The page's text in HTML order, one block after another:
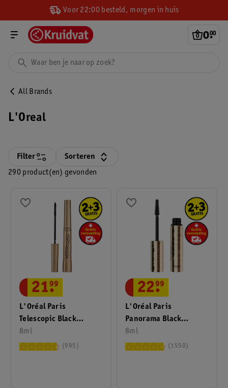
Voor 22:00 besteld, morgen in huis
0.
00
All Brands
L'Oreal
290 product(en) gevonden
Filter Sorteren
L'Oréal Paris
Telescopic Black
Mascara
8ml
21.
99
995
L'Oréal Paris
Panorama Black
Mascara
8ml
22.
99
1550